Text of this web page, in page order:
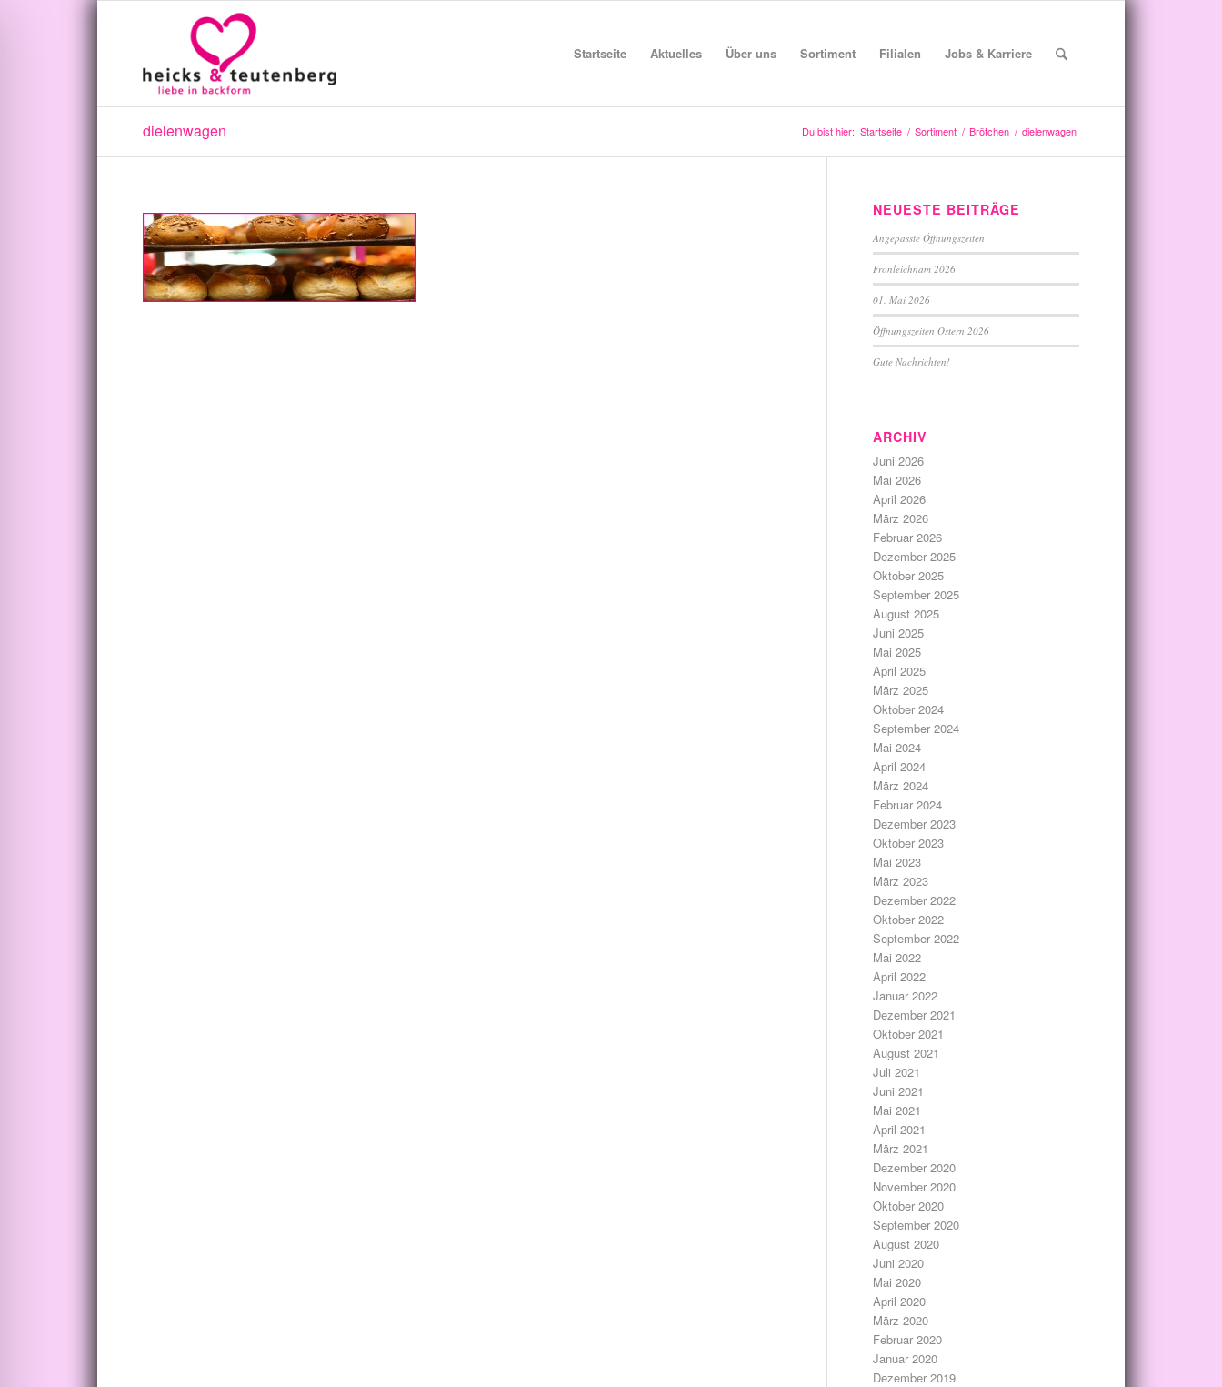
Startseite Aktuelles Über uns Sortiment Filialen Jobs & Karriere
dielenwagen Du bist hier: Startseite / Sortiment / Brötchen / dielenwagen
NEUESTE BEITRÄGE
Angepasste Öffnungszeiten
Fronleichnam 2026
01. Mai 2026
Öffnungszeiten Ostern 2026
Gute Nachrichten!
ARCHIV
Juni 2026
Mai 2026
April 2026
März 2026
Februar 2026
Dezember 2025
Oktober 2025
September 2025
August 2025
Juni 2025
Mai 2025
April 2025
März 2025
Oktober 2024
September 2024
Mai 2024
April 2024
März 2024
Februar 2024
Dezember 2023
Oktober 2023
Mai 2023
März 2023
Dezember 2022
Oktober 2022
September 2022
Mai 2022
April 2022
Januar 2022
Dezember 2021
Oktober 2021
August 2021
Juli 2021
Juni 2021
Mai 2021
April 2021
März 2021
Dezember 2020
November 2020
Oktober 2020
September 2020
August 2020
Juni 2020
Mai 2020
April 2020
März 2020
Februar 2020
Januar 2020
Dezember 2019